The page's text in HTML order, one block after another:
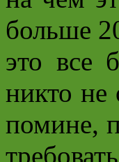
больше
это все
никто не
помине,